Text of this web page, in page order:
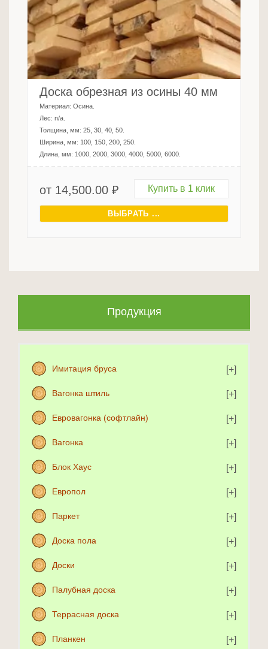
Продукция
Имитация бруса
Вагонка штиль
Евровагонка (софтлайн)
Вагонка
Блок Хаус
Европол
Паркет
Доска пола
Доски
Палубная доска
Террасная доска
Планкен
Доска обрезная из осины 40 мм
Материал: Осина.
Лес: n/a.
Толщина, мм: 25, 30, 40, 50.
Ширина, мм: 100, 150, 200, 250.
Длина, мм: 1000, 2000, 3000, 4000, 5000, 6000.
от 14,500.00 ₽ Купить в 1 клик
ВЫБРАТЬ ...